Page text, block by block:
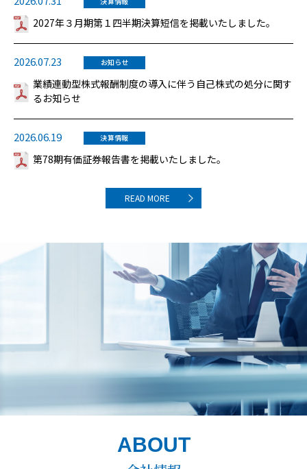
2027年３月期第１四半期決算短信を掲載いたしました。
2026.07.23 お知らせ
業績連動型株式報酬制度の導入に伴う自己株式の処分に関す
るお知らせ
2026.06.19 決算情報
第78期有価証券報告書を掲載いたしました。
READ MORE
ABOUT